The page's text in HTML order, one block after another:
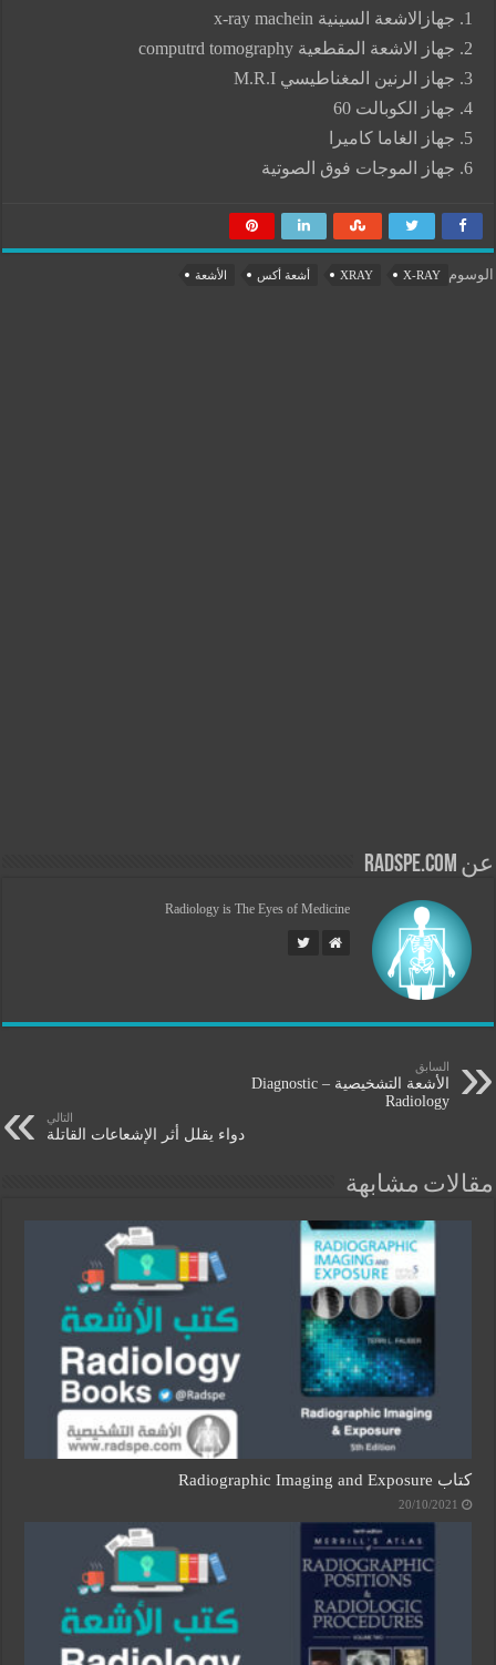
جهازالاشعة السينية x-ray machein
جهاز الاشعة المقطعية computrd tomography
جهاز الرنين المغناطيسي M.R.I
جهاز الكوبالت 60
جهاز الغاما كاميرا
جهاز الموجات فوق الصوتية
الوسوم X-RAY
XRAY أشعة أكس الأشعة
عن radspe.com
Radiology is The Eyes of Medicine
السابق
الأشعة التشخيصية – Diagnostic
Radiology
التالي
دواء يقلل أثر الإشعاعات القاتلة
مقالات مشابهة
كتاب Radiographic Imaging and Exposure
20/10/2021